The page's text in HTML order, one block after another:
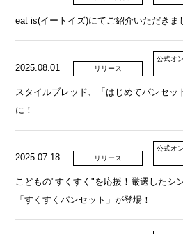
eat is(イートイズ)にてご紹介いただきま
2025.08.01 リリース
公式オ
スタイルブレッド、「はじめてパンセッ
に！
2025.07.18 リリース
公式オ
こどもの"すくすく"を応援！厳選したシ
「すくすくパンセット」が登場！